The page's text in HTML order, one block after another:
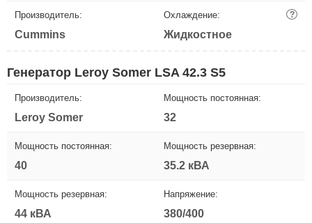
Производитель:
Cummins
Охлаждение: ?
Жидкостное
Генератор Leroy Somer LSA 42.3 S5
Производитель:
Leroy Somer
Мощность постоянная:
32
Мощность постоянная:
40
Мощность резервная:
35.2 кВА
Мощность резервная:
44 кВА
Напряжение:
380/400